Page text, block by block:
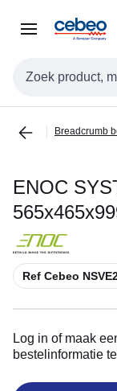
naar
naar
Zoekveld invoer
Breadcrumb
ENOC
Kopiëren
Ref Cebeo
Log in of maak
bestelinformatie